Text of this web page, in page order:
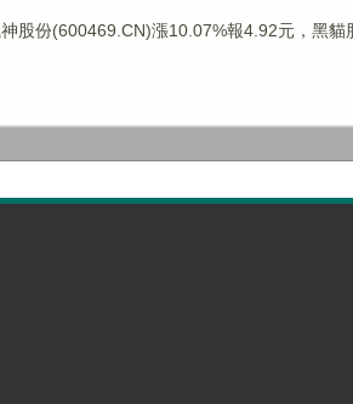
股份(600469.CN)漲10.07%報4.92元，黑貓